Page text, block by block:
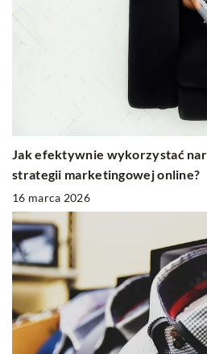
Jak efektywnie wykorzystać
strategii marketingowej online?
16 marca 2026